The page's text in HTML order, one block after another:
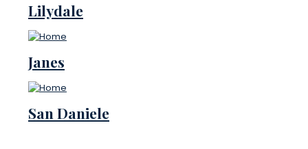
Lilydale
Janes
San Daniele